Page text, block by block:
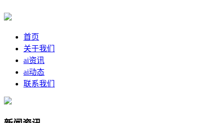
首页
关于我们
ai资讯
ai动态
联系我们